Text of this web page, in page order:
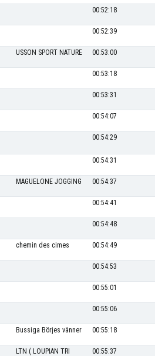
00:52:18
00:52:39
USSON SPORT NATURE 00:53:00
00:53:18
00:53:31
00:54:07
00:54:29
00:54:31
MAGUELONE JOGGING 00:54:37
00:54:41
00:54:48
chemin des cimes 00:54:49
00:54:53
00:55:01
00:55:06
Bussiga Börjes vänner 00:55:18
LTN ( LOUPIAN TRI
00:55:37